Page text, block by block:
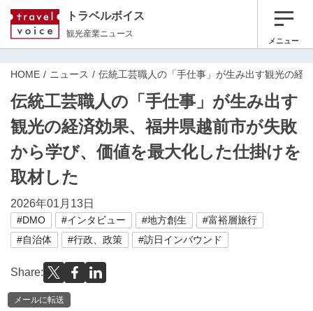
トラベルボイス
観光産業ニュース
メニュー
HOME ニュース 伝統工芸職人の「手仕事」が生み出す観光の経
伝統工芸職人の「手仕事」が生み出す
観光の経済効果、福井県越前市が失敗
から学び、価値を最大化した仕掛けを
取材した
2026年01月13日
#DMO #インタビュー #地方創生
#富裕層旅行
#自治体
#行政、政策 #訪日インバウンド
Share:
メールに転送